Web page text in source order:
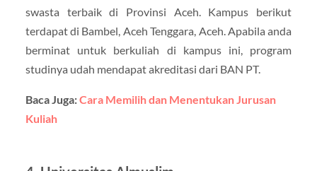
swasta terbaik di Provinsi Aceh. Kampus berikut
terdapat di Bambel, Aceh Tenggara, Aceh. Apabila anda
berminat untuk berkuliah di kampus ini, program
studinya udah mendapat akreditasi dari BAN PT.
Baca Juga:Cara Memilih dan Menentukan Jurusan
Kuliah